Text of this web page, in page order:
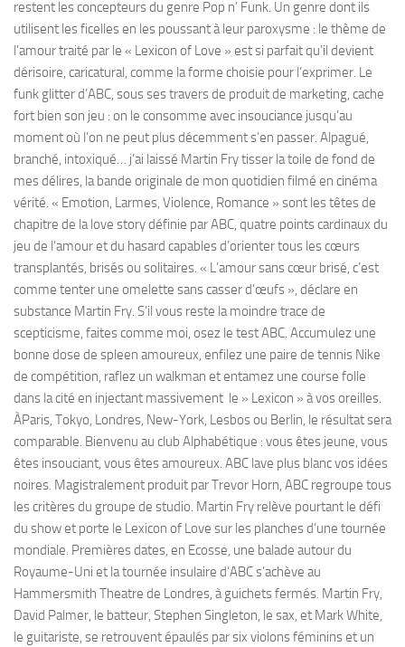
restent les concepteurs du genre Pop n’ Funk. Un genre dont ils
utilisent les ficelles en les poussant à leur paroxysme : le thème de
l’amour traité par le « Lexicon of Love » est si parfait qu’il devient
dérisoire, caricatural, comme la forme choisie pour l’exprimer. Le
funk glitter d’ABC, sous ses travers de produit de marketing, cache
fort bien son jeu : on le consomme avec insouciance jusqu’au
moment où l’on ne peut plus décemment s’en passer. Alpagué,
branché, intoxiqué… j’ai laissé Martin Fry tisser la toile de fond de
mes délires, la bande originale de mon quotidien filmé en cinéma
vérité. « Emotion, Larmes, Violence, Romance » sont les têtes de
chapitre de la love story définie par ABC, quatre points cardinaux du
jeu de l’amour et du hasard capables d’orienter tous les cœurs
transplantés, brisés ou solitaires. « L’amour sans cœur brisé, c’est
comme tenter une omelette sans casser d’œufs », déclare en
substance Martin Fry. S’il vous reste la moindre trace de
scepticisme, faites comme moi, osez le test ABC. Accumulez une
bonne dose de spleen amoureux, enfilez une paire de tennis Nike
de compétition, raflez un walkman et entamez une course folle
dans la cité en injectant massivement le » Lexicon » à vos oreilles.
ÀParis, Tokyo, Londres, New-York, Lesbos ou Berlin, le résultat sera
comparable. Bienvenu au club Alphabétique : vous êtes jeune, vous
êtes insouciant, vous êtes amoureux. ABC lave plus blanc vos idées
noires. Magistralement produit par Trevor Horn, ABC regroupe tous
les critères du groupe de studio. Martin Fry relève pourtant le défi
du show et porte le Lexicon of Love sur les planches d’une tournée
mondiale. Premières dates, en Ecosse, une balade autour du
Royaume-Uni et la tournée insulaire d’ABC s’achève au
Hammersmith Theatre de Londres, à guichets fermés. Martin Fry,
David Palmer, le batteur, Stephen Singleton, le sax, et Mark White,
le guitariste, se retrouvent épaulés par six violons féminins et un